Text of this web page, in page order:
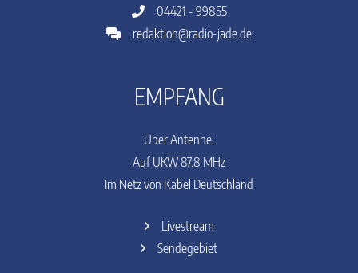
04421 - 99855
redaktion@radio-jade.de
EMPFANG
Über Antenne:
Auf UKW 87.8 MHz
Im Netz von Kabel Deutschland
Livestream
Sendegebiet